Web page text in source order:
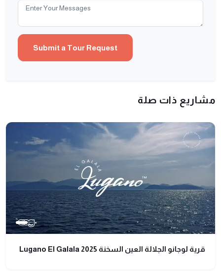
مشاريع ذات صلة
قرية لوجانو الجلالة العين السخنة Lugano El Galala 2025